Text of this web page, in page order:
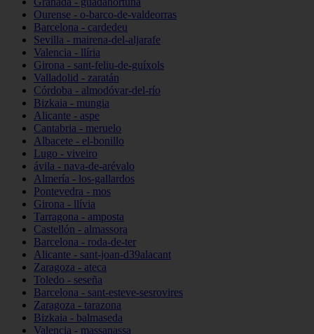
Ourense - o-barco-de-valdeorras
Barcelona - cardedeu
Sevilla - mairena-del-aljarafe
Valencia - llíria
Girona - sant-feliu-de-guíxols
Valladolid - zaratán
Córdoba - almodóvar-del-río
Bizkaia - mungia
Alicante - aspe
Cantabria - meruelo
Albacete - el-bonillo
Lugo - viveiro
ávila - nava-de-arévalo
Almería - los-gallardos
Pontevedra - mos
Girona - llívia
Tarragona - amposta
Castellón - almassora
Barcelona - roda-de-ter
Alicante - sant-joan-d39alacant
Zaragoza - ateca
Toledo - seseña
Barcelona - sant-esteve-sesrovires
Zaragoza - tarazona
Bizkaia - balmaseda
Valencia - massanassa